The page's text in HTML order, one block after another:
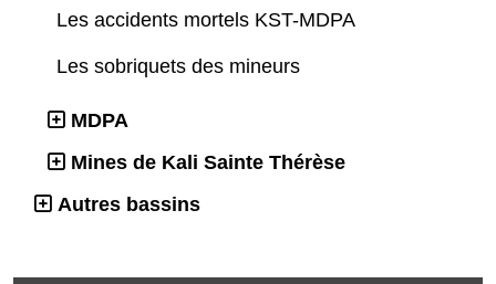
Les accidents mortels KST-MDPA
Les sobriquets des mineurs
MDPA
Mines de Kali Sainte Thérèse
Autres bassins